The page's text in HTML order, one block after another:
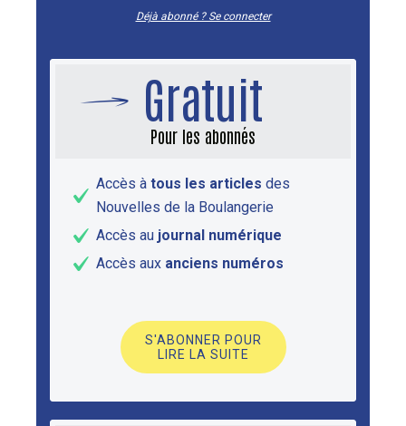
Déjà abonné ? Se connecter
Gratuit
Pour les abonnés
Accès à tous les articles des
Nouvelles de la Boulangerie
Accès au journal numérique
Accès aux anciens numéros
S'ABONNER POUR
LIRE LA SUITE